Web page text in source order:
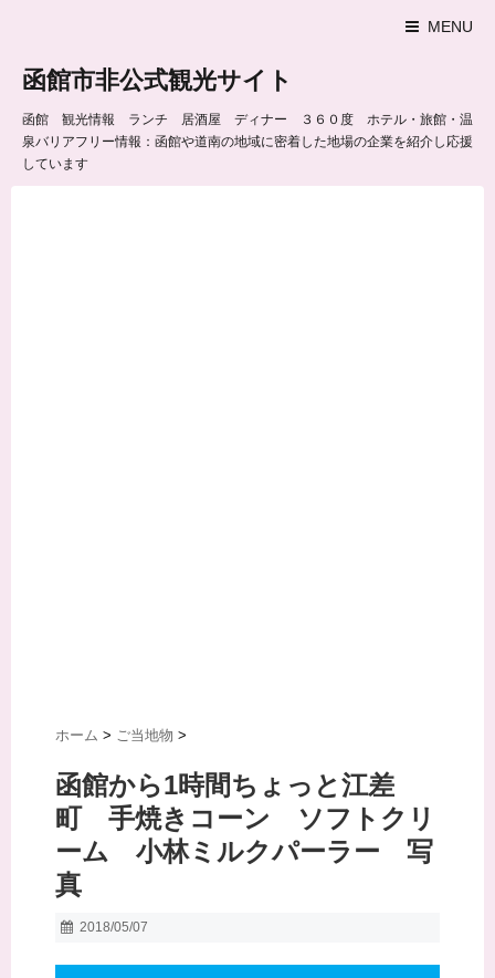
MENU
函館市非公式観光サイト
函館 観光情報 ランチ 居酒屋 ディナー ３６０度 ホテル・旅館・温
泉バリアフリー情報：函館や道南の地域に密着した地場の企業を紹介し応援
しています
ホーム > ご当地物 >
函館から1時間ちょっと江差
町 手焼きコーン ソフトクリ
ーム 小林ミルクパーラー 写
真
2018/05/07